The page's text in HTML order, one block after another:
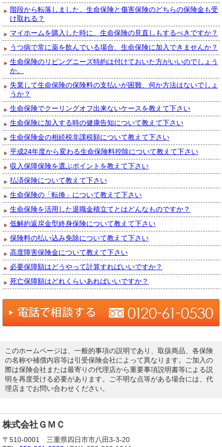
階段から転落しました。生命保険と傷害保険のどちらの保険金も受
け取れる？
マイホームを購入した時に、生命保険の見直しもするべきですか？
うつ病で常に薬を飲んでいる場合、生命保険に加入できませんか？
生命保険のリビングニーズ特約は付けておいた方がいいのでしょう
か。
失業して生命保険の保険料の支払いが困難、何か方法はないでしょ
うか？
生命保険でクーリングオフ出来ないケースを教えて下さい
生命保険に加入する時の健康告知について教えて下さい
生命保険金の相続税非課税額について教えて下さい
平成24年度から変わる生命保険料控除について教えて下さい
収入保障保険を選ぶポイントを教えて下さい
払済保険について教えて下さい
生命保険の「転換」について教えて下さい
生命保険を活用した退職金積立てとはどんなものですか？
低解約返戻金型終身保険について教えて下さい
保険料の払い込み免除について教えて下さい
高度障害保険金について教えて下さい
必要保障額はどうやって計算すればいいですか？
死亡保障額はどれくらいあればいいですか？
このホームページは、一般的事項の説明であり、取扱商品、各保険
の名称や補償内容等は引受保険会社によって異なります。ご加入の
際は保険会社または最寄りの代理店から重要事項説明書等による説
明を再度受ける必要があります。ご不明な点等がある場合には、代
理店までお問い合わせください。
株式会社ＧＭＣ
〒510-0001 三重県四日市市八田3-3-20